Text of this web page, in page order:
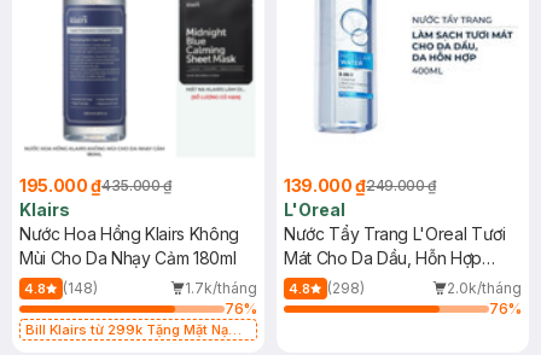
195.000 ₫435.000 ₫
Klairs
Nước Hoa Hồng Klairs Không
Mùi Cho Da Nhạy Cảm 180ml
4.8 (148)
1.7k/tháng
76%
Bill Klairs từ 299k Tặng Mặt Nạ
139.000 ₫249.000 ₫
L'Oreal
Nước Tẩy Trang L'Oreal Tươi
Mát Cho Da Dầu, Hỗn Hợp
400ml
4.8 (298)
2.0k/tháng
76%